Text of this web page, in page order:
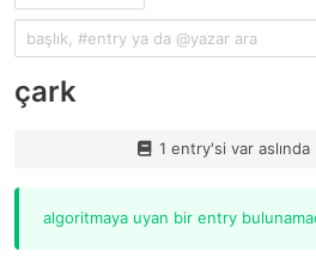
çark
1 entry'si var aslında
algoritmaya uyan bir entry